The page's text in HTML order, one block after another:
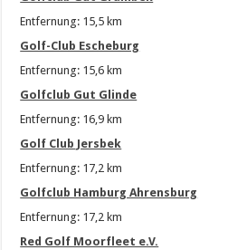
Entfernung: 15,5 km
Golf-Club Escheburg
Entfernung: 15,6 km
Golfclub Gut Glinde
Entfernung: 16,9 km
Golf Club Jersbek
Entfernung: 17,2 km
Golfclub Hamburg Ahrensburg
Entfernung: 17,2 km
Red Golf Moorfleet e.V.